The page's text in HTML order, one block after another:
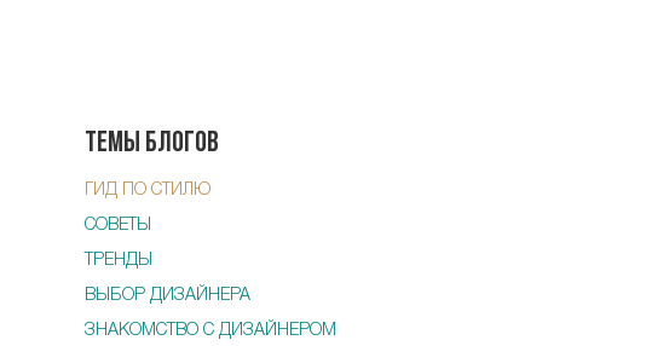
Темы блогов
ГИД ПО СТИЛЮ
СОВЕТЫ
ТРЕНДЫ
ВЫБОР ДИЗАЙНЕРА
ЗНАКОМСТВО С ДИЗАЙНЕРОМ